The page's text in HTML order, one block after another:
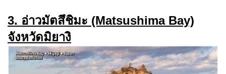
3. อ่าวมัตสึชิมะ (Matsushima Bay)
จังหวัดมิยางิ